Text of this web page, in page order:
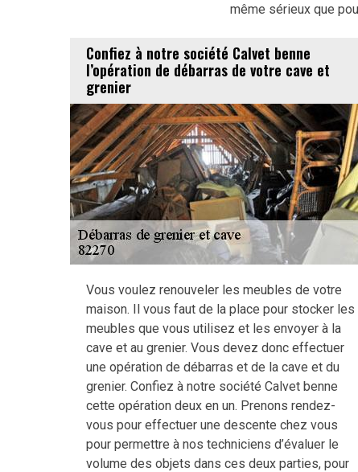
même sérieux que
Confiez à notre société Calvet benne
l’opération de débarras de votre cave et
grenier
Vous voulez renouveler les meubles de votre
maison. Il vous faut de la place pour stocker les
meubles que vous utilisez et les envoyer à la
cave et au grenier. Vous devez donc effectuer
une opération de débarras et de la cave et du
grenier. Confiez à notre société Calvet benne
cette opération deux en un. Prenons rendez-
vous pour effectuer une descente chez vous
pour permettre à nos techniciens d’évaluer le
volume des objets dans ces deux parties, pour